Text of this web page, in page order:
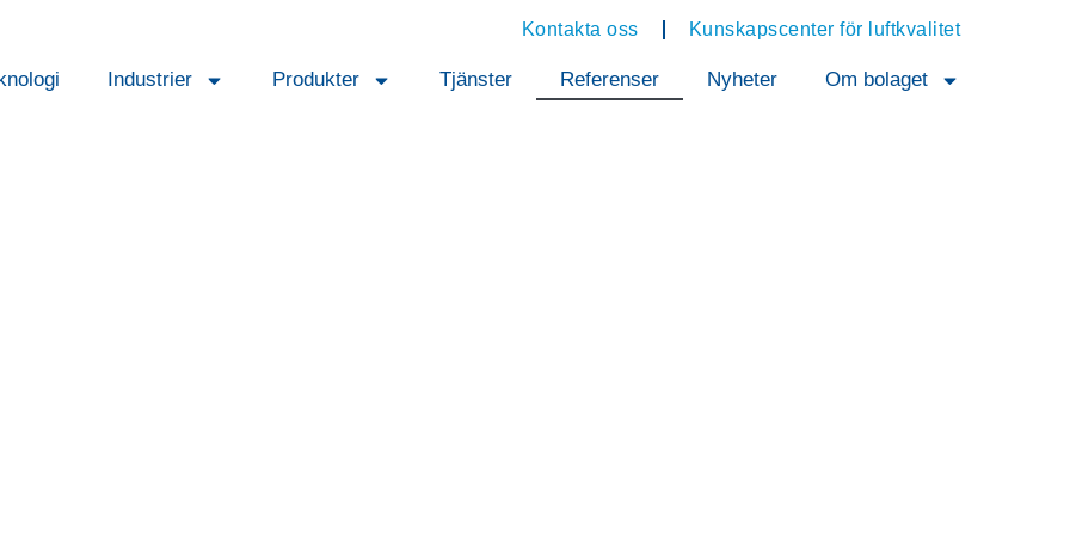
Kontakta oss Kunskapscenter för luftkvalitet
Industrier Produkter Tjänster Referenser Nyheter Om bolaget